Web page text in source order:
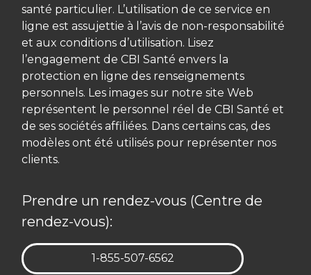
santé particulier. L’utilisation de ce service en
ligne est assujettie à l’avis de non-responsabilité
et aux conditions d’utilisation. Lisez
l’engagement de CBI Santé envers la
protection en ligne des renseignements
personnels. Les images sur notre site Web
représentent le personnel réel de CBI Santé et
de ses sociétés affiliées. Dans certains cas, des
modèles ont été utilisés pour représenter nos
clients.
Prendre un rendez-vous (Centre de
rendez-vous):
TÉLÉPHONE:
1-855-507-6562